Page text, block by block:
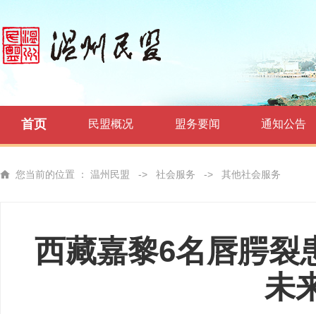
首页 民盟概况 盟务要闻 通知公告
您当前的位置 ： 温州民盟 -> 社会服务 -> 其他社会服务
西藏嘉黎6名唇腭裂
未